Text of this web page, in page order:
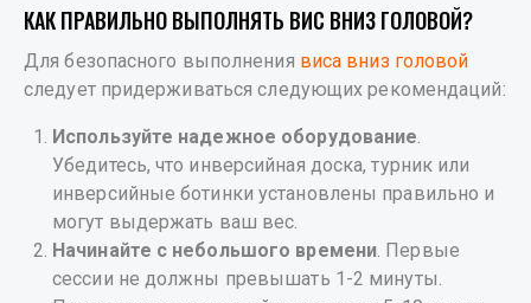
КАК ПРАВИЛЬНО ВЫПОЛНЯТЬ ВИС ВНИЗ ГОЛОВОЙ?
Для безопасного выполнения виса вниз головой
следует придерживаться следующих рекомендаций:
Используйте надежное оборудование.
Убедитесь, что инверсийная доска, турник или
инверсийные ботинки установлены правильно и
могут выдержать ваш вес.
Начинайте с небольшого времени. Первые
сессии не должны превышать 1-2 минуты.